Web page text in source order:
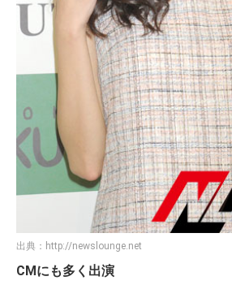
出典： http://newslounge.net
CMにも多く出演